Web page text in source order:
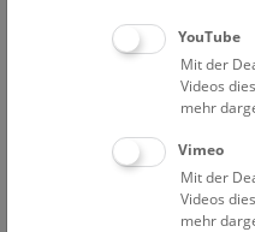
Eine
YouTube
Mit der
Videos
mehr
Vimeo
Mit der
Videos
mehr